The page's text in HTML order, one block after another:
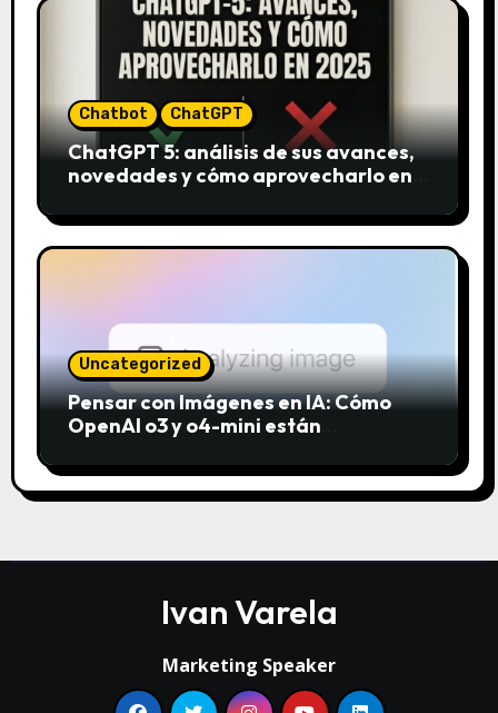
Chatbot ChatGPT
ChatGPT 5: análisis de sus avances,
novedades y cómo aprovecharlo en
Uncategorized
Pensar con Imágenes en IA: Cómo
OpenAI o3 y o4-mini están
Ivan Varela
Marketing Speaker